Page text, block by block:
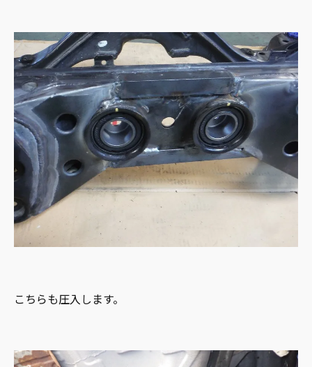
こちらも圧入します。